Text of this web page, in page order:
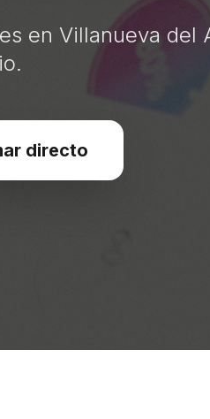
en Villanueva del
directo